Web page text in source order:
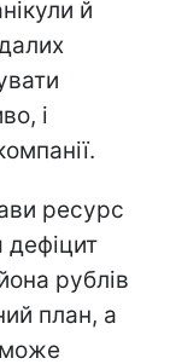
й
і
ресурс
рублів
план, а
може